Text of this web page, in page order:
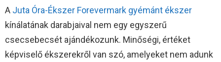
A Juta Óra-Ékszer Forevermark gyémánt ékszer
kínálatának darabjaival nem egy egyszerű
csecsebecsét ajándékozunk. Minőségi, értéket
képviselő ékszerekről van szó, amelyeket nem adunk